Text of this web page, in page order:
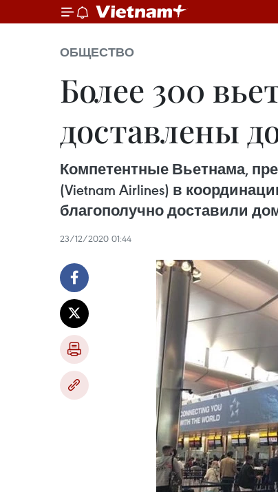
ОБЩЕСТВО
Более 300
доставлены
Компетентные Вьетнама,
(Vietnam Airlines) в
благополучно доставили
23/12/2020 01:44